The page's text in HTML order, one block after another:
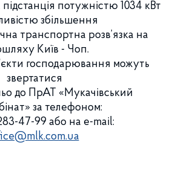
потужністю 1034 кВт
збільшення
транспортна розв’язка на
Київ - Чоп.
господарювання можуть
звертатися
до ПрАТ «Мукачівський
за телефоном:
47-99 або на e-mail: